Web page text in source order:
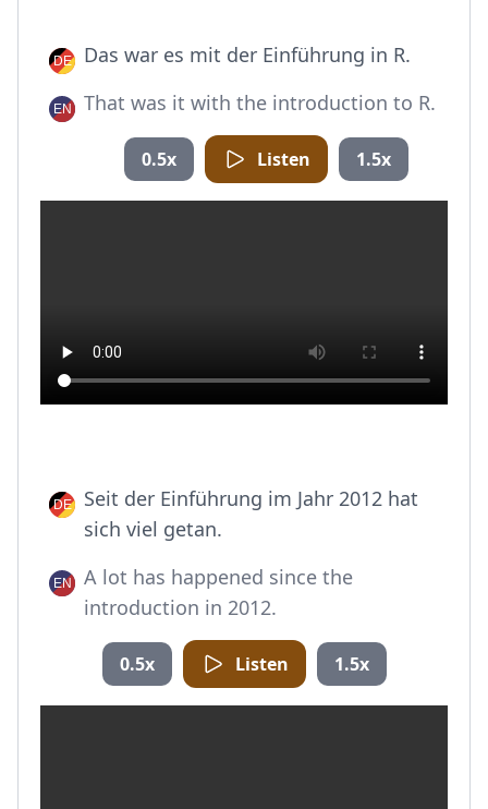
Das war es mit der Einführung in R.
That was it with the introduction to R.
0.5x Listen 1.5x
Seit der Einführung im Jahr 2012 hat
sich viel getan.
A lot has happened since the
introduction in 2012.
0.5x Listen 1.5x